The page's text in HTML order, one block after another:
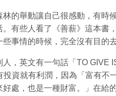
的舉動讓自己很感動，有時
有些人看了《善薪》這本書
事情的時候，完全沒有目的
，英文有一句話「TO GIVE
資就有利潤，因為「富有不
處，也是一種財富。」在給